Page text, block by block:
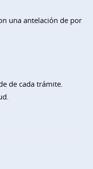
una antelación de por
de cada trámite.